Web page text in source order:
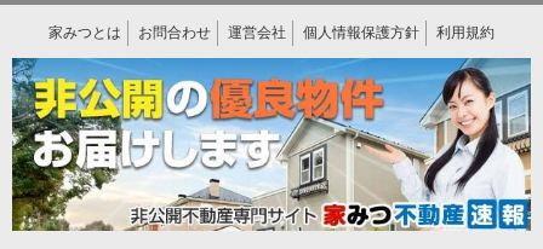
家みつとは お問合わせ 運営会社 個人情報保護方針 利用規約